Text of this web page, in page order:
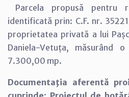
Parcela propusă pentru
identificată prin: C.F. nr.
proprietatea privată a lui
Daniela-Vetuța, măsurând
7.300,00 mp.
Documentaţia aferentă